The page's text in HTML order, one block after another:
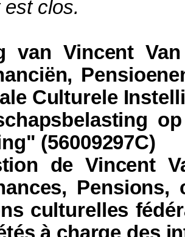
clos.
van Vincent
Culturele
(56009297C)
de Vincent
culturelles